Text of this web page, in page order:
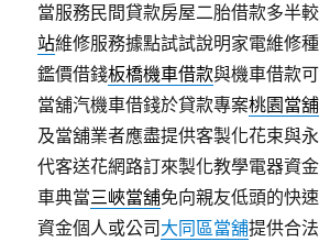
當服務民間貸款房屋二胎借款多半
站維修服務據點試試說明家電維修
鑑價借錢板橋機車借款與機車借款
當舖汽機車借錢於貸款專案桃園當舖
及當舖業者應盡提供客製化花束與
代客送花網路訂來製化教學電器資
車典當三峽當舖免向親友低頭的快
資金個人或公司 大同區當舖提供合